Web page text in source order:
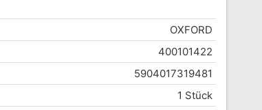
OXFORD
400101422
5904017319481
1 Stück